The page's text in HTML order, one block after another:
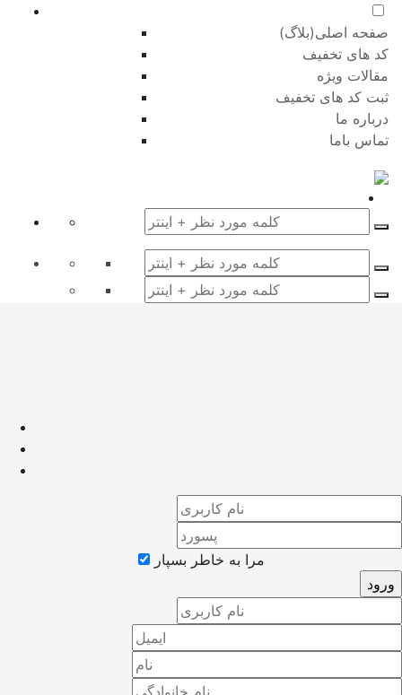
صفحه اصلی(بلاگ)
کد های تخفیف
مقالات ویژه
ثبت کد های تخفیف
درباره ما
تماس باما
مرا به خاطر بسپار